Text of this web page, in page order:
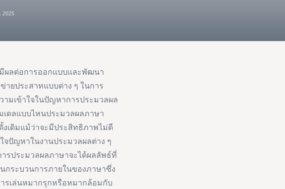
2025
ผลต่อการออกแบบและพัฒนา
ายประสาทแบบต่าง ๆ ในการ
มเข้าใจในปัญหาการประมวลผล
เดลแบบไหนประมวลผลภาษา
เดิมแม้ว่าจะมีประสิทธิภาพไม่ดี
จปัญหาในงานประมวลผลต่าง ๆ
รประมวลผลภาษาจะได้ผลลัพธ์ที่
ระบวนการภายในของภาษาซึ่ง
รเล่นหมากรุกหรือหมากล้อมกับ